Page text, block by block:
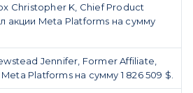
Christopher K, Chief Product
акции Meta Platforms на сумму
Jennifer, Former Affiliate,
Platforms на сумму 1 826 509 $.